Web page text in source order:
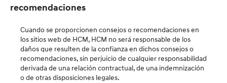
recomendaciones
Cuando se proporcionen consejos o recomendaciones en
los sitios web de HCM, HCM no será responsable de los
daños que resulten de la confianza en dichos consejos o
recomendaciones, sin perjuicio de cualquier responsabilidad
derivada de una relación contractual, de una indemnización
o de otras disposiciones legales.